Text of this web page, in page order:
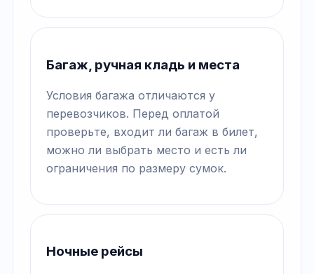
Багаж, ручная кладь и места
Условия багажа отличаются у
перевозчиков. Перед оплатой
проверьте, входит ли багаж в билет,
можно ли выбрать место и есть ли
ограничения по размеру сумок.
Ночные рейсы